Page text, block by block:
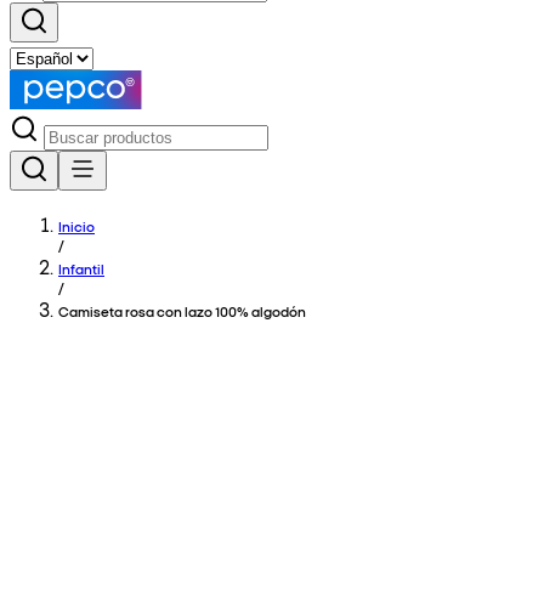
Inicio
/
Infantil
/
Camiseta rosa con lazo 100% algodón